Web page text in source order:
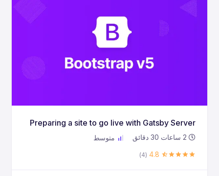
Preparing a site to go live with Gatsby Server
2 ساعات 30 دقائق
متوسط
4.8
(4)